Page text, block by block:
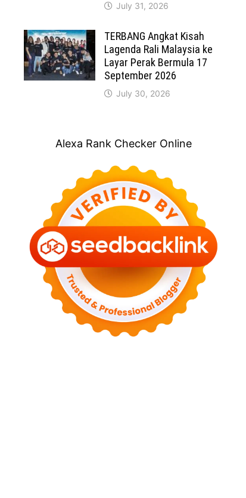
July 31, 2026
TERBANG Angkat Kisah
Lagenda Rali Malaysia ke
Layar Perak Bermula 17
September 2026
July 30, 2026
Alexa Rank Checker Online